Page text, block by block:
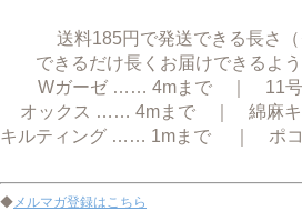
送料185円で発送できる長さ（
できるだけ長くお届けできるよ
Wガーゼ …… 4mまで ｜ 11
オックス …… 4mまで ｜ 綿麻
キルティング …… 1mまで ｜ ポ
◆メルマガ登録はこちら